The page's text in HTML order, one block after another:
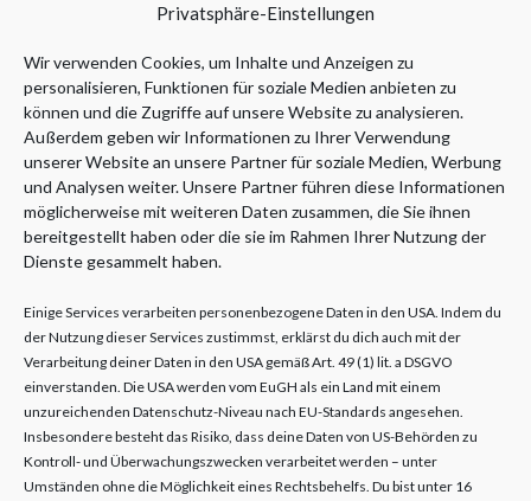
Privatsphäre-Einstellungen
Wir verwenden Cookies, um Inhalte und Anzeigen zu
personalisieren, Funktionen für soziale Medien anbieten zu
können und die Zugriffe auf unsere Website zu analysieren.
Außerdem geben wir Informationen zu Ihrer Verwendung
unserer Website an unsere Partner für soziale Medien, Werbung
und Analysen weiter. Unsere Partner führen diese Informationen
möglicherweise mit weiteren Daten zusammen, die Sie ihnen
bereitgestellt haben oder die sie im Rahmen Ihrer Nutzung der
Dienste gesammelt haben.
Einige Services verarbeiten personenbezogene Daten in den USA. Indem du
der Nutzung dieser Services zustimmst, erklärst du dich auch mit der
Verarbeitung deiner Daten in den USA gemäß Art. 49 (1) lit. a DSGVO
einverstanden. Die USA werden vom EuGH als ein Land mit einem
unzureichenden Datenschutz-Niveau nach EU-Standards angesehen.
Insbesondere besteht das Risiko, dass deine Daten von US-Behörden zu
Kontroll- und Überwachungszwecken verarbeitet werden – unter
Umständen ohne die Möglichkeit eines Rechtsbehelfs. Du bist unter 16
Mobil:+43 650 - 44 600 62
Mail:office@physiotherapie-lechner.com
KONTAKT: